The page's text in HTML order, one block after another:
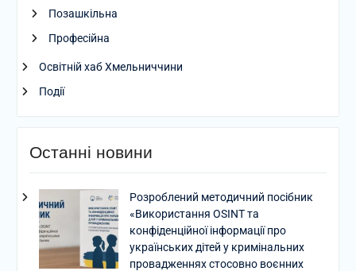
Позашкільна
Професійна
Освітній хаб Хмельниччини
Події
Останні новини
Розроблений методичний посібник
«Використання OSINT та
конфіденційної інформації про
українських дітей у кримінальних
провадженнях стосовно воєнних